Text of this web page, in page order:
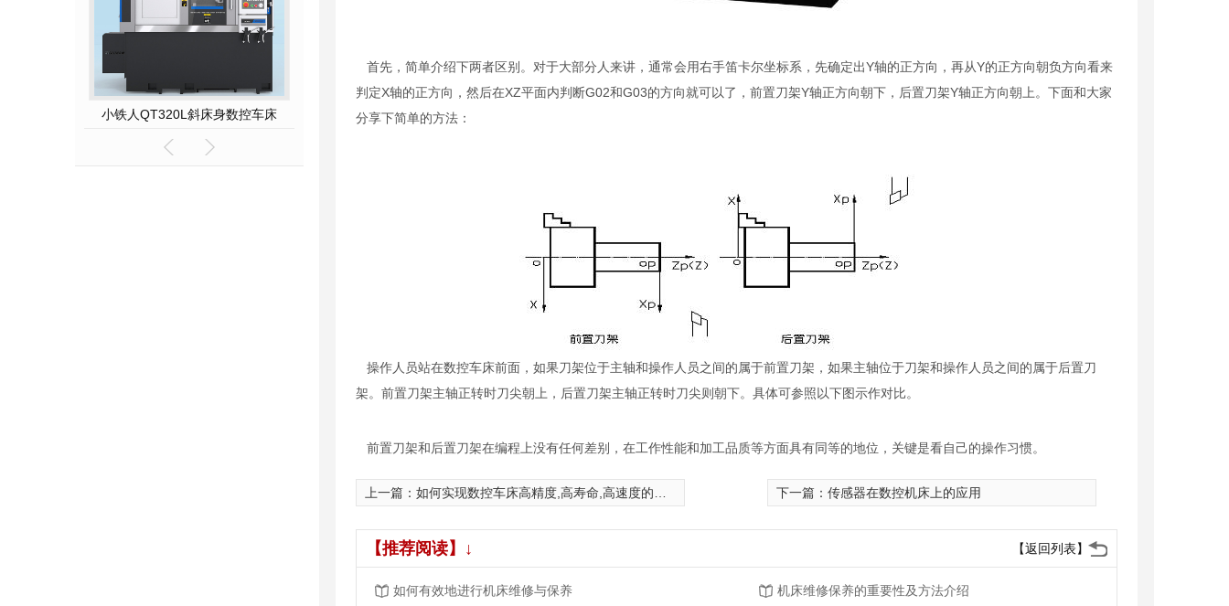
小铁人QT320L斜床身数控车床 TNC-400高速精密线轨数控车床
首先，简单介绍下两者区别。对于大部分人来讲，通常会用右手笛卡尔坐标系，先确定出Y轴的正方向，再从Y的正方向朝负方向看来
判定X轴的正方向，然后在XZ平面内判断G02和G03的方向就可以了，前置刀架Y轴正方向朝下，后置刀架Y轴正方向朝上。下面和大家
分享下简单的方法：
操作人员站在数控车床前面，如果刀架位于主轴和操作人员之间的属于前置刀架，如果主轴位于刀架和操作人员之间的属于后置刀
架。前置刀架主轴正转时刀尖朝上，后置刀架主轴正转时刀尖则朝下。具体可参照以下图示作对比。
前置刀架和后置刀架在编程上没有任何差别，在工作性能和加工品质等方面具有同等的地位，关键是看自己的操作习惯。
上一篇： 如何实现数控车床高精度,高寿命,高速度的位置控制？ 下一篇： 传感器在数控机床上的应用
【返回列表】
【推荐阅读】↓
如何有效地进行机床维修与保养
机床维修保养的重要性及方法介绍